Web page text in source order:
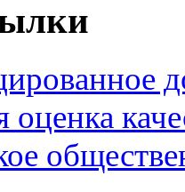
оценка